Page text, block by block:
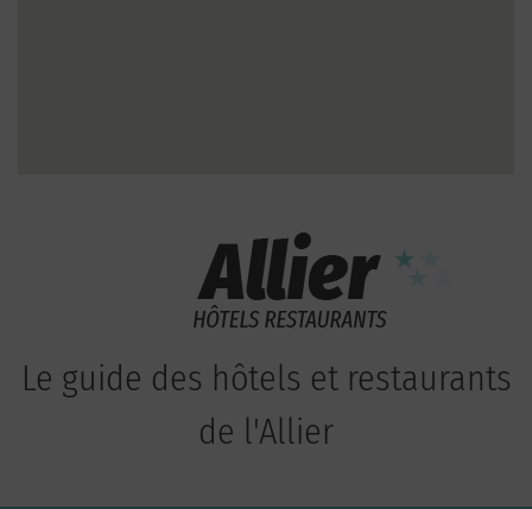
Le guide des hôtels et restaurants
de l'Allier